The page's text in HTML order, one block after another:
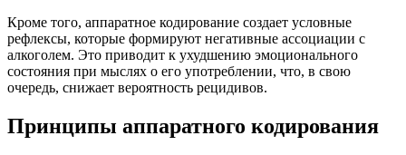
Кроме того, аппаратное кодирование создает условные
рефлексы, которые формируют негативные ассоциации с
алкоголем. Это приводит к ухудшению эмоционального
состояния при мыслях о его употреблении, что, в свою
очередь, снижает вероятность рецидивов.
Принципы аппаратного кодирования